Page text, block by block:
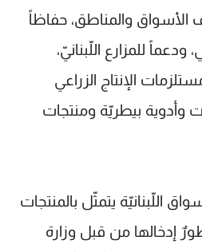
الأسواق والمناطق، حفاظاً
ودعماً للمزارع اللّبنانيّ،
الإنتاج الزراعي
وأدوية بيطريّة ومنتجات
اللّبنانيّة يتمثّل بالمنتجات
إدخالها من قبل وزارة